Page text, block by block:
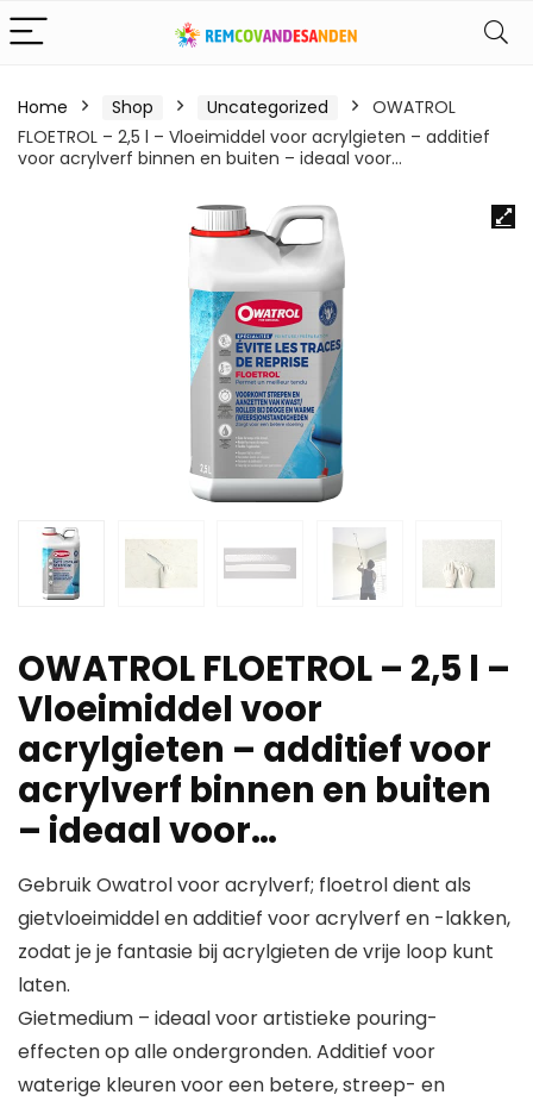
Home Shop Uncategorized
OWATROL
FLOETROL – 2,5 l – Vloeimiddel voor acrylgieten – additief
voor acrylverf binnen en buiten – ideaal voor…
OWATROL FLOETROL – 2,5 l –
Vloeimiddel voor
acrylgieten – additief voor
acrylverf binnen en buiten
– ideaal voor…
Gebruik Owatrol voor acrylverf; floetrol dient als
gietvloeimiddel en additief voor acrylverf en -lakken,
zodat je je fantasie bij acrylgieten de vrije loop kunt
laten.
Gietmedium – ideaal voor artistieke pouring-
effecten op alle ondergronden. Additief voor
waterige kleuren voor een betere, streep- en